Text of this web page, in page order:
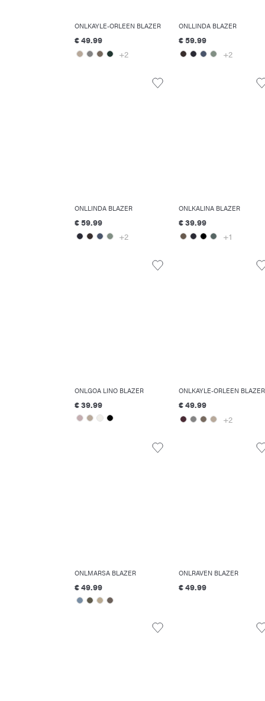
ONLKAYLE-ORLEEN BLAZER
€ 49.99
+2
ONLLINDA BLAZER
€ 59.99
+2
ONLLINDA BLAZER
€ 59.99
+2
ONLKALINA BLAZER
€ 39.99
+1
ONLGOA LINO BLAZER
€ 39.99
ONLKAYLE-ORLEEN BLAZER
€ 49.99
+2
ONLMARSA BLAZER
€ 49.99
ONLRAVEN BLAZER
€ 49.99